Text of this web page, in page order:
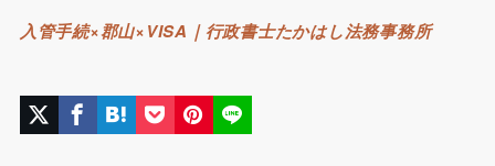
入管手続×郡山×VISA｜行政書士たかはし法務事務所